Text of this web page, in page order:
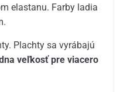
elastanu. Farby ladia
Plachty sa vyrábajú
veľkosť pre viacero